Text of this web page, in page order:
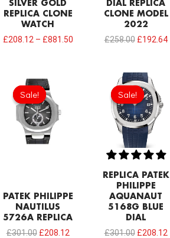
SILVER GOLD
REPLICA CLONE
WATCH
£208.12 – £881.50
DIAL REPLICA
CLONE MODEL
2022
£258.00 £192.64
Sale!
Sale!
PATEK PHILIPPE
NAUTILUS
5726A REPLICA
£301.00
Original
price
was:
£301.00.
£208.12
Sale!
Sale!
REPLICA PATEK
PHILIPPE
AQUANAUT
5168G BLUE
DIAL
£301.00
Original
price
was:
£301.00.
£208.12